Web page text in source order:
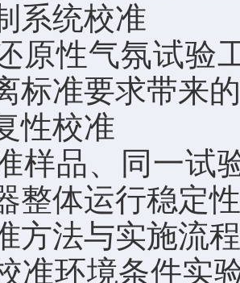
系统校准
原性气氛试验
标准要求带来
性校准
样品、同一试
整体运行稳定
方法与实施流
准环境条件